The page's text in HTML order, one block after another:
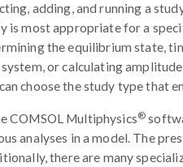
adding, and running a
is most appropriate for a
the equilibrium state,
or calculating
choose the study type that
COMSOL Multiphysics®
analyses in a model. The
there are many